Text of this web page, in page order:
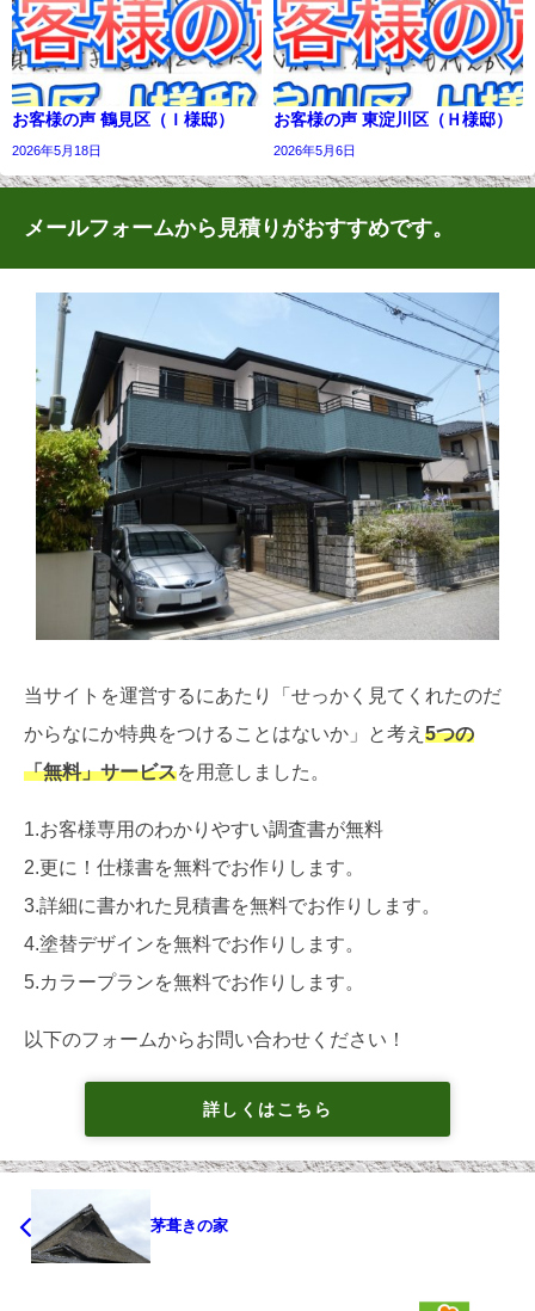
お客様の声 鶴見区（Ｉ様邸）
2026年5月18日
お客様の声 東淀川区（Ｈ様邸）
2026年5月6日
メールフォームから見積りがおすすめです。
当サイトを運営するにあたり「せっかく見てくれたのだ
からなにか特典をつけることはないか」と考え 5つの
「無料」サービスを用意しました。
1.お客様専用のわかりやすい調査書が無料
2.更に！仕様書を無料でお作りします。
3.詳細に書かれた見積書を無料でお作りします。
4.塗替デザインを無料でお作りします。
5.カラープランを無料でお作りします。
以下のフォームからお問い合わせください！
詳しくはこちら
茅葺きの家